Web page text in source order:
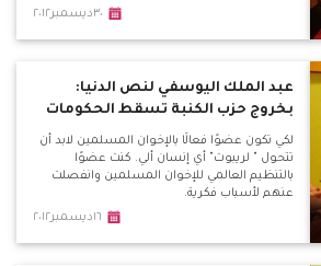
للمصريين بصلة. - هذا الدستور يصلح للتطبيق
حتى نعيد لمصر هويتها وحضارتها.
٣٠ديسمبر٢٠١٢
عبد الملك اليوسفي لنص الدنيا:
بخروج حزب الكنبة تسقط الحكومات
لكي تكون عضوًا فعالًا بالإخوان المسلمين لابد أن
تتحول " لريبوت" أي إنسان ألي. كنت عضوًا
بالتنظيم العالمي للإخوان المسلمين وانفصلت
عنهم لأسباب فكرية.
١٦ديسمبر٢٠١٢